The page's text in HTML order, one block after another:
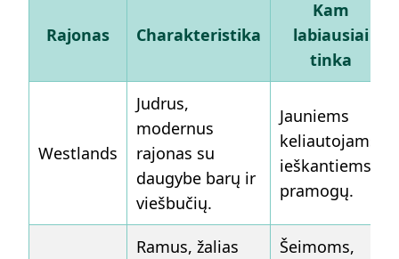
Rajonas Charakteristika
Kam
labiausiai
tinka
Westlands
Judrus,
modernus
rajonas su
daugybe barų ir
viešbučių.
Jauniems
keliautojams,
ieškantiems
pramogų.
Ramus, žalias
Šeimoms,